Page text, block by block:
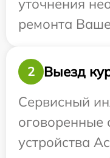
уточнения
ремонта
2
Выезд
Сервисный
оговоренные
устройства